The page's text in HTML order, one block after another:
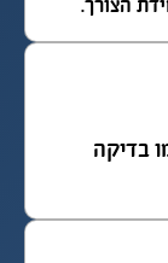
הצורך.
בדיקה